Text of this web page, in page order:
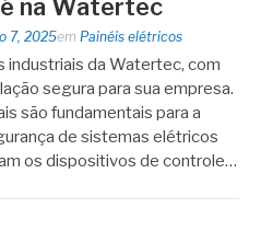
na Watertec
7, 2025em Painéis elétricos
industriais da Watertec, com
segura para sua empresa.
são fundamentais para a
de sistemas elétricos
os dispositivos de controle…